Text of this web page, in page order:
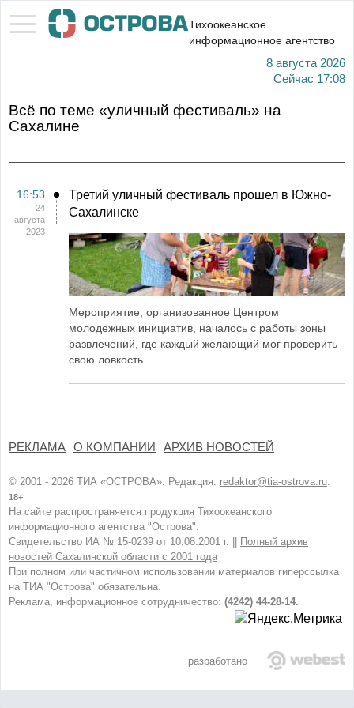
Тихоокеанское
информационное агентство
8 августа 2026
Сейчас 17:08
Всё по теме «уличный фестиваль» на
Сахалине
16:53
24
августа
2023
Третий уличный фестиваль прошел в Южно-
Сахалинске
Мероприятие, организованное Центром
молодежных инициатив, началось с работы зоны
развлечений, где каждый желающий мог проверить
свою ловкость
РЕКЛАМА О КОМПАНИИ АРХИВ НОВОСТЕЙ
© 2001 - 2026 ТИА «ОСТРОВА». Редакция: redaktor@tia-ostrova.ru.
18+
На сайте распространяется продукция Тихоокеанского
информационного агентства "Острова".
Свидетельство ИА № 15-0239 от 10.08.2001 г. ||
Полный архив
новостей Сахалинской области с 2001 года
При полном или частичном использовании материалов гиперссылка
на ТИА "Острова" обязательна.
Реклама, информационное сотрудничество: (4242) 44-28-14.
разработано